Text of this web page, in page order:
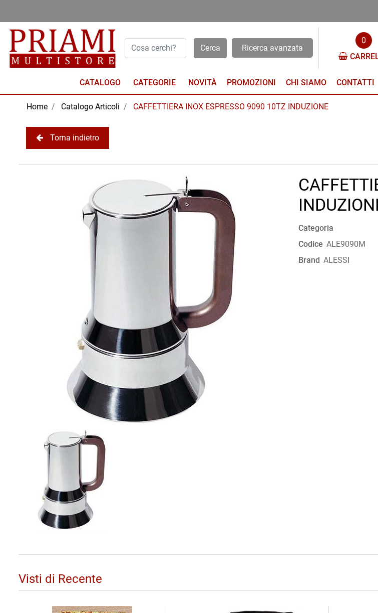
Ricerca avanzata
0
CATALOGO
Open menu
NOVITÀ PROMOZIONI CHI SIAMO CONTATTI
Home Catalogo Articoli CAFFETTIERA INOX ESPRESSO 9090 10TZ INDUZIONE
Torna indietro
Categoria
Codice ALE9090M
Brand ALESSI
Visti di Recente